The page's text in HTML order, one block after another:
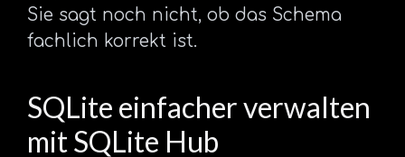
Sie sagt noch nicht, ob das Schema
fachlich korrekt ist.
SQLite einfacher verwalten
mit SQLite Hub